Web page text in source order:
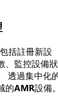
括註冊新設
、監控設備狀
透過集中化
AMR設備。